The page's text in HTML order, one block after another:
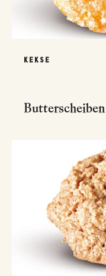
KEKSE
Butterscheiben